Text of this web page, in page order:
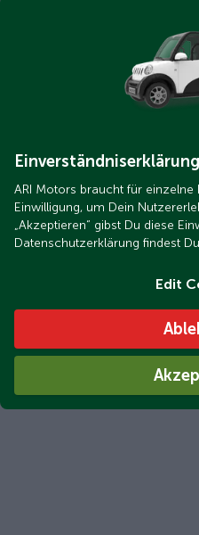
Einverständniserklärung
ARI Motors braucht für einzelne
Einwilligung, um Dein
„Akzeptieren“ gibst Du diese
Datenschutzerklärung findest Du
Edit